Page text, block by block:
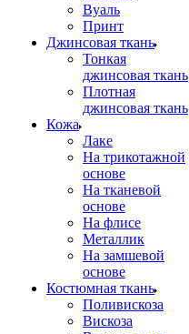
Вуаль
Принт
Джинсовая ткань
Тонкая
джинсовая ткань
Плотная
джинсовая ткань
Кожа
Лаке
На трикотажной
основе
На тканевой
основе
На флисе
Металлик
На замшевой
основе
Костюмная ткань
Поливискоза
Вискоза